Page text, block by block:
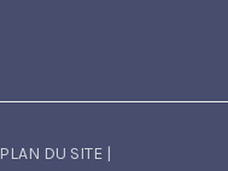
PLAN DU SITE |